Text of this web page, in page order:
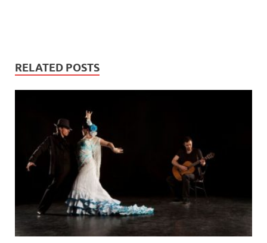
RELATED POSTS